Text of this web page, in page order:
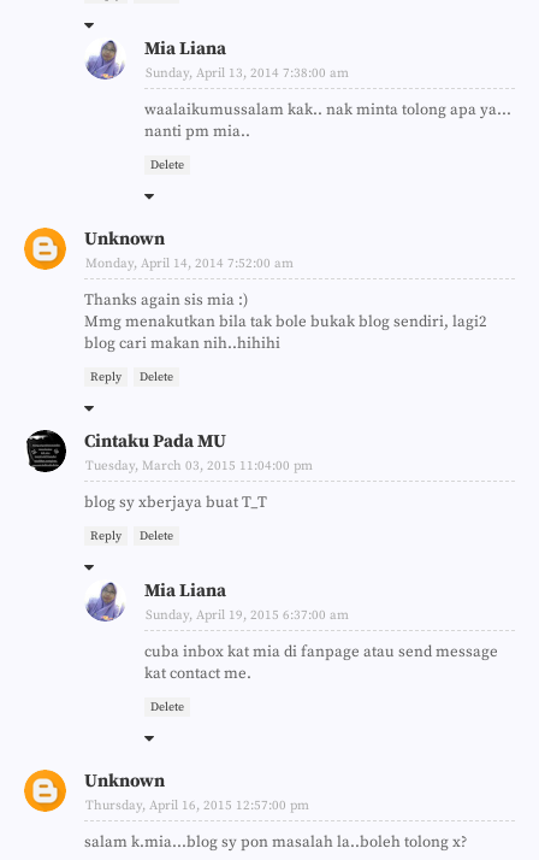
Mia Liana
Sunday, April 13, 2014 7:38:00 am
waalaikumussalam kak.. nak minta tolong apa ya...
nanti pm mia..
Delete
Unknown
Monday, April 14, 2014 7:52:00 am
Thanks again sis mia :)
Mmg menakutkan bila tak bole bukak blog sendiri, lagi2
blog cari makan nih..hihihi
Reply Delete
Cintaku Pada MU
Tuesday, March 03, 2015 11:04:00 pm
blog sy xberjaya buat T_T
Reply Delete
Mia Liana
Sunday, April 19, 2015 6:37:00 am
cuba inbox kat mia di fanpage atau send message
kat contact me.
Delete
Unknown
Thursday, April 16, 2015 12:57:00 pm
salam k.mia...blog sy pon masalah la..boleh tolong x?